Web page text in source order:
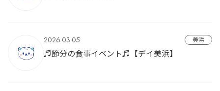
2026.03.05 美浜
♬節分の食事イベント♬【デイ美浜】